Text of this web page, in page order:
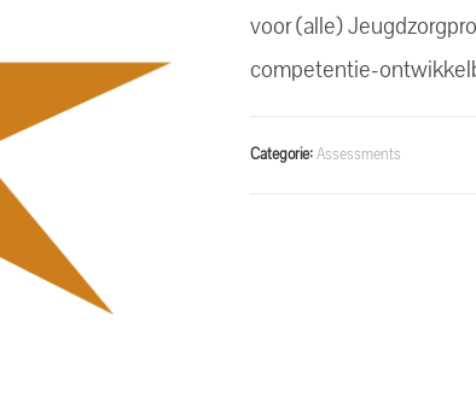
voor (alle)
competentie-
Categorie:Assessments